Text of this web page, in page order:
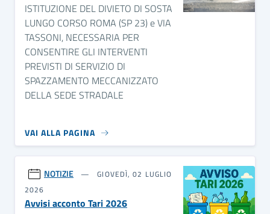
ISTITUZIONE DEL DIVIETO DI SOSTA
LUNGO CORSO ROMA (SP 23) e VIA
TASSONI, NECESSARIA PER
CONSENTIRE GLI INTERVENTI
PREVISTI DI SERVIZIO DI
SPAZZAMENTO MECCANIZZATO
DELLA SEDE STRADALE
VAI ALLA PAGINA
NOTIZIE
GIOVEDÌ, 02 LUGLIO
2026
Avvisi acconto Tari 2026